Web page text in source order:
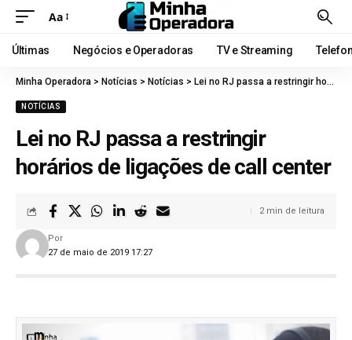
Aa
Últimas Negócios e Operadoras TV e Streaming
Minha Operadora > Notícias > Notícias > Lei no RJ passa a restringir horários de ligações de call center
NOTÍCIAS
Lei no RJ passa a restringir
horários de ligações de call center
27 de maio de 2019 17:27
Por
2 min de leitura